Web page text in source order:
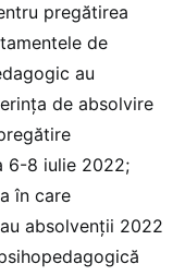
pregătirea
de
au
de absolvire
6-8 iulie 2022;
în care
absolvenții 2022